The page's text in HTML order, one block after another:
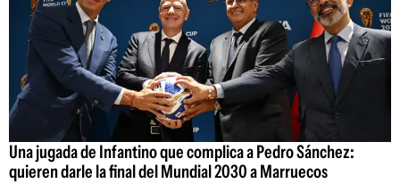
Una jugada de Infantino que complica a Pedro Sánchez:
quieren darle la final del Mundial 2030 a Marruecos